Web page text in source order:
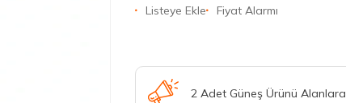
Listeye Ekle Fiyat Alarmı
2 Adet Güneş Ürünü Alanlara